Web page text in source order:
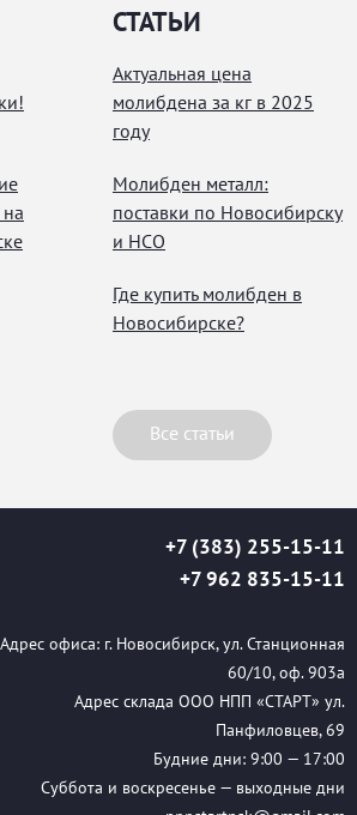
СТАТЬИ
Актуальная цена
молибдена за кг в 2025
году
Молибден металл:
поставки по Новосибирску
и НСО
Где купить молибден в
Новосибирске?
Все статьи
+7 (383) 255-15-11
+7 962 835-15-11
Адрес офиса: г. Новосибирск, ул. Станционная
60/10, оф. 903а
Адрес склада ООО НПП «СТАРТ» ул.
Панфиловцев, 69
Будние дни: 9:00 — 17:00
Суббота и воскресенье — выходные дни